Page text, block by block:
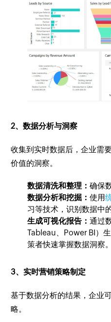
2、数据分析与洞察
收集到实时数据后，企业需
价值的洞察。
数据清洗和整理：确保
数据分析和挖掘：使用
习等技术，识别数据中
生成可视化报告：通过
Tableau、Power BI）
策者快速掌握数据洞察。
3、实时营销策略制定
基于数据分析的结果，企业
略。